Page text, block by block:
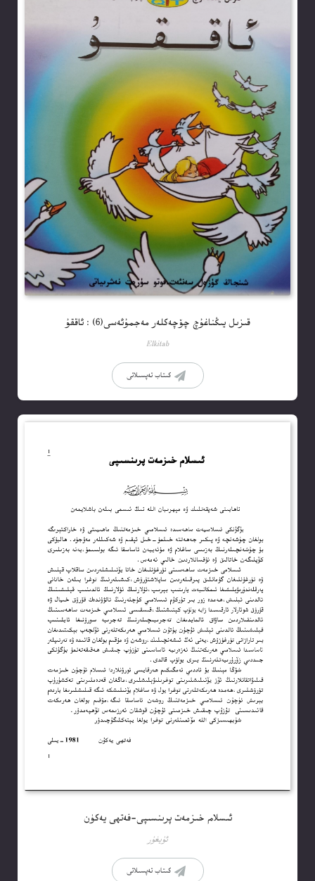
قىزىل يىڭناغۇچ چۆچەكلەر مەجمۇئەسى(6) : ئاققۇ
Elkitab
كىتاب تەپسىلاتى
ئىسلام خىزمەت پرىنسىپى-فەتھى يەكۈن
ئۇيغۇر
كىتاب تەپسىلاتى